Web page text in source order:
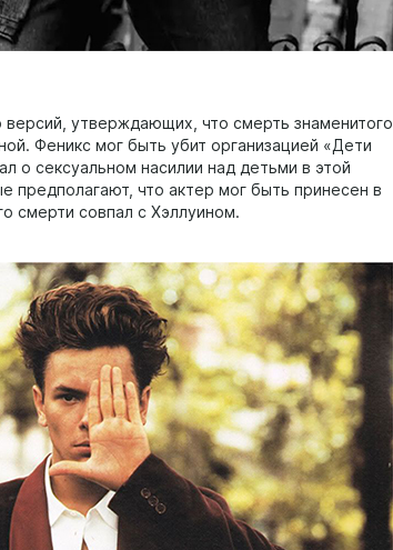
утверждающих, что смерть знаменитого
Феникс мог быть убит организацией «Дети
о сексуальном насилии над детьми в этой
предполагают, что актер мог быть принесен в
смерти совпал с Хэллуином.